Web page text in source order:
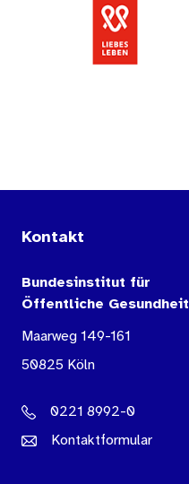
Kontakt
Bundesinstitut für
Öffentliche Gesundheit
Maarweg 149-161
50825 Köln
0221 8992-0
Kontaktformular